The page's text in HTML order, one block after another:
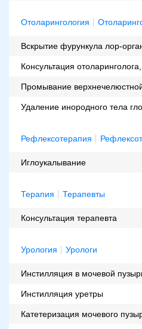
Отоларингология
Вскрытие фурункула лор-
Консультация
Промывание
Удаление инородного тела
Рефлексотерапия
Иглоукалывание
Терапия Терапевты
Консультация терапевта
Урология Урологи
Инстилляция в мочевой
Инстилляция уретры
Катетеризация мочевого